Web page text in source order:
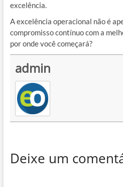
excelência.
A excelência operacional não é
compromisso contínuo com a
por onde você começará?
admin
Deixe um